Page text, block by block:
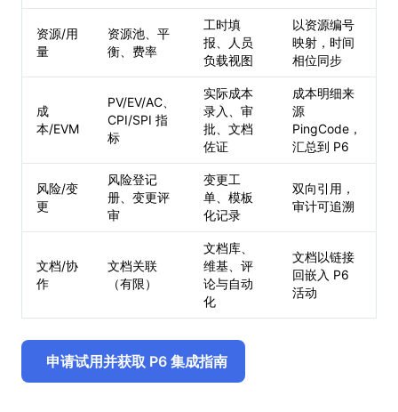
资源/用
量
资源池、平
衡、费率
工时填
报、人员
负载视图
以资源编号
映射，时间
相位同步
成
本/EVM
PV/EV/AC、
CPI/SPI 指
标
实际成本
录入、审
批、文档
佐证
成本明细来
源
PingCode，
汇总到 P6
风险/变
更
风险登记
册、变更评
审
变更工
单、模板
化记录
双向引用，
审计可追溯
文档/协
作
文档关联
（有限）
文档库、
维基、评
论与自动
化
文档以链接
回嵌入 P6
活动
申请试用并获取 P6 集成指南